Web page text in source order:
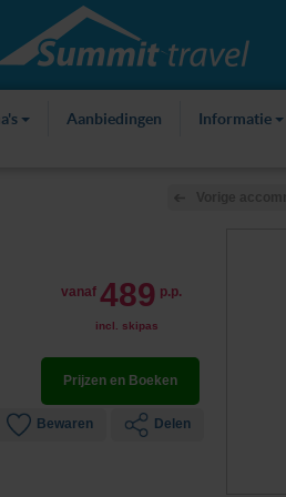
Aanbiedingen Informatie
vanaf 489 p.p.
incl. skipas
Prijzen en Boeken
Bewaren Delen